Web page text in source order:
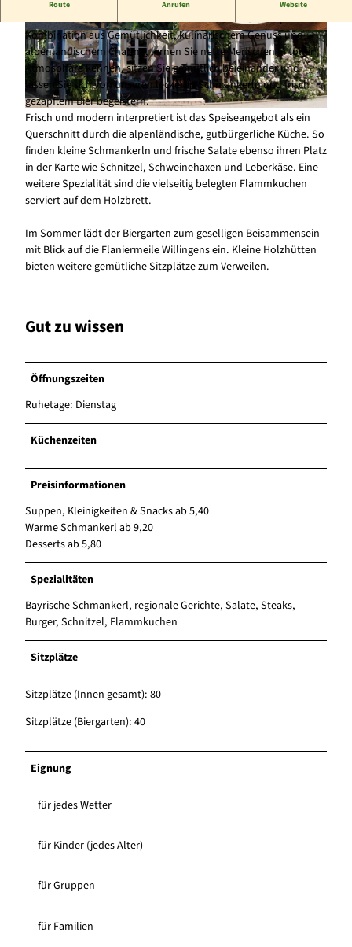
© Bavaria Stadl Willingen, Picasa |CC-BY-SA
© Bavaria Stadl Willingen |CC-BY-SA © Bavaria Stadl Willingen |CC-BY-SA
Route Anrufen Website
unser Bavaria Stadl wohl am besten. Genießen Sie die perfekte
Kombination aus Gemütlichkeit, kulinarischem Genuss und
alpenländischem Charme, lernen Sie nette Menschen in toller
Atmosphäre kennen, sitzen Sie gemütlich beieinander und
lassen Sie sich von unseren leckeren Schmankerln und frisch
gezapftem Bier begeistern.
Frisch und modern interpretiert ist das Speiseangebot als ein
Querschnitt durch die alpenländische, gutbürgerliche Küche. So
finden kleine Schmankerln und frische Salate ebenso ihren Platz
in der Karte wie Schnitzel, Schweinehaxen und Leberkäse. Eine
weitere Spezialität sind die vielseitig belegten Flammkuchen
serviert auf dem Holzbrett.
Im Sommer lädt der Biergarten zum geselligen Beisammensein
mit Blick auf die Flaniermeile Willingens ein. Kleine Holzhütten
bieten weitere gemütliche Sitzplätze zum Verweilen.
Gut zu wissen
Öffnungszeiten
Ruhetage: Dienstag
Küchenzeiten
Preisinformationen
Suppen, Kleinigkeiten & Snacks ab 5,40
Warme Schmankerl ab 9,20
Desserts ab 5,80
Spezialitäten
Bayrische Schmankerl, regionale Gerichte, Salate, Steaks,
Burger, Schnitzel, Flammkuchen
Sitzplätze
Sitzplätze (Innen gesamt): 80
Sitzplätze (Biergarten): 40
Eignung
für jedes Wetter
für Kinder (jedes Alter)
für Gruppen
für Familien